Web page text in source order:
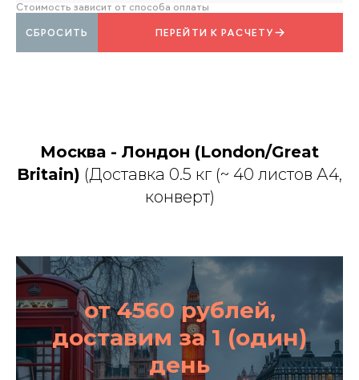
Стоимость зависит от способа оплаты
ПЕРЕЙТИ К РАСЧЕТУ
СБРОСИТЬ
Москва - Лондон (London/Great
Britain) (Доставка 0.5 кг (~ 40 листов А4,
конверт)
от 4560 рублей,
доставим за 1 (один)
день